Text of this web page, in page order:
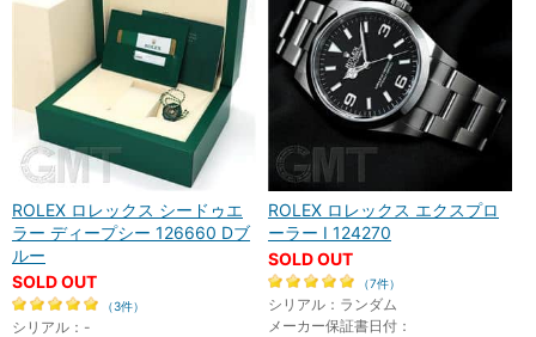
ROLEX ロレックス シードゥエ
ラー ディープシー 126660 Dブ
ルー
SOLD OUT
（3件）
シリアル：-
ROLEX ロレックス エクスプロ
ーラー I 124270
SOLD OUT
（7件）
シリアル：ランダム
メーカー保証書日付：